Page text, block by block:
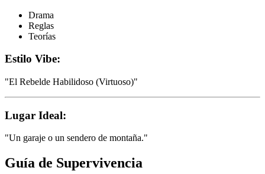
Drama
Reglas
Teorías
Estilo Vibe:
"El Rebelde Habilidoso (Virtuoso)"
Lugar Ideal:
"Un garaje o un sendero de montaña."
Guía de Supervivencia